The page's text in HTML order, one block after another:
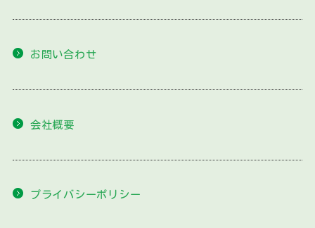
お問い合わせ
会社概要
プライバシーポリシー